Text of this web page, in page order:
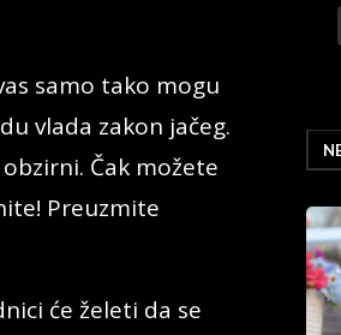
samo tako mogu
vlada zakon jačeg.
Čak možete
Preuzmite
će želeti da se